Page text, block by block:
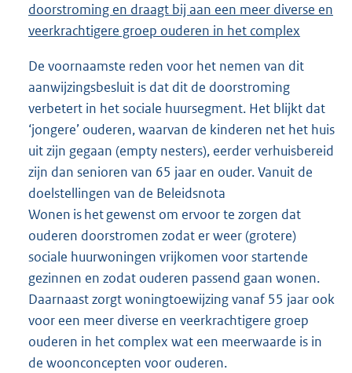
doorstroming en draagt bij aan een meer diverse en
veerkrachtigere groep ouderen in het complex
De voornaamste reden voor het nemen van dit
aanwijzingsbesluit is dat dit de doorstroming
verbetert in het sociale huursegment. Het blijkt dat
‘jongere’ ouderen, waarvan de kinderen net het huis
uit zijn gegaan (empty nesters), eerder verhuisbereid
zijn dan senioren van 65 jaar en ouder. Vanuit de
doelstellingen van de Beleidsnota
Wonen is het gewenst om ervoor te zorgen dat
ouderen doorstromen zodat er weer (grotere)
sociale huurwoningen vrijkomen voor startende
gezinnen en zodat ouderen passend gaan wonen.
Daarnaast zorgt woningtoewijzing vanaf 55 jaar ook
voor een meer diverse en veerkrachtigere groep
ouderen in het complex wat een meerwaarde is in
de woonconcepten voor ouderen.